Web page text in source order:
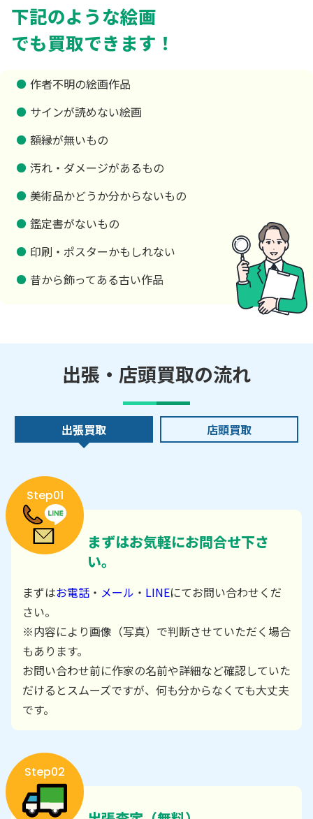
下記のような絵画
でも買取できます！
作者不明の絵画作品
サインが読めない絵画
額縁が無いもの
汚れ・ダメージがあるもの
美術品かどうか分からないもの
鑑定書がないもの
印刷・ポスターかもしれない
昔から飾ってある古い作品
出張・店頭買取の流れ
出張買取 店頭買取
Step01
まずはお気軽にお問合せ下さ
い。
まずはお電話 ・ メール ・ LINEにてお問い合わせくだ
さい。
※内容により画像（写真）で判断させていただく場合
もあります。
お問い合わせ前に作家の名前や詳細など確認していた
だけるとスムーズですが、何も分からなくても大丈夫
です。
Step02